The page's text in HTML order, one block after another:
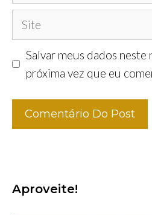
Site
Salvar meus dados neste
próxima vez que eu
Aproveite!